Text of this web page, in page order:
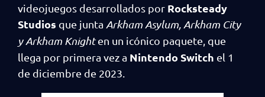
videojuegos desarrollados por Rocksteady
Studios que junta Arkham Asylum, Arkham City
y Arkham Knighten un icónico paquete, que
llega por primera vez a Nintendo Switch el 1
de diciembre de 2023.